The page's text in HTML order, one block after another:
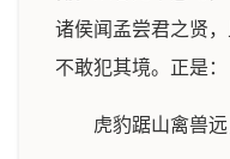
诸侯闻孟尝君之贤
不敢犯其境。正是：
虎豹踞山禽兽远